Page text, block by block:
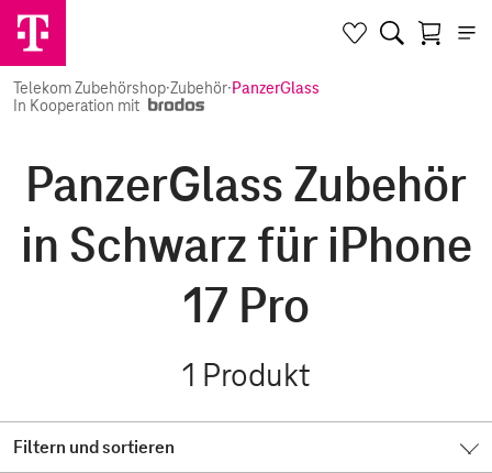
Telekom Zubehörshop·Zubehör·PanzerGlass
In Kooperation mit
PanzerGlass Zubehör
in Schwarz für iPhone
17 Pro
1 Produkt
Filtern und sortieren